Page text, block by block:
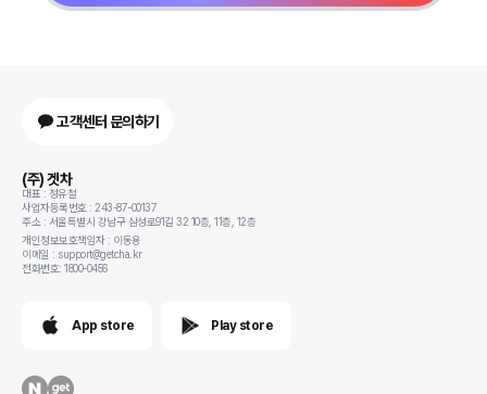
고객센터 문의하기
(주) 겟차
대표 : 정유철
사업자등록번호 : 243-87-00137
주소 : 서울특별시 강남구 삼성로91길 32 10층, 11층, 12층
개인정보보호책임자 : 이동용
이메일 : support@getcha.kr
전화번호: 1800-0456
App store Play store